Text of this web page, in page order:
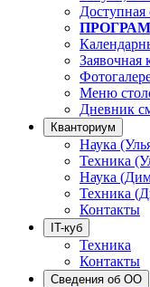
Доступная
Заявочная
Меню
Дневник
Кванториум
Наука
Техника
Наука
Техника
Контакты
IT-куб
Техника
Контакты
Сведения об ОО